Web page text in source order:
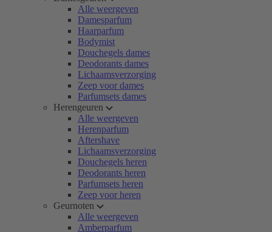
Alle weergeven
Damesparfum
Haarparfum
Bodymist
Douchegels dames
Deodorants dames
Lichaamsverzorging
Zeep voor dames
Parfumsets dames
Herengeuren
Alle weergeven
Herenparfum
Aftershave
Lichaamsverzorging
Douchegels heren
Deodorants heren
Parfumsets heren
Zeep voor heren
Geurnoten
Alle weergeven
Amberparfum